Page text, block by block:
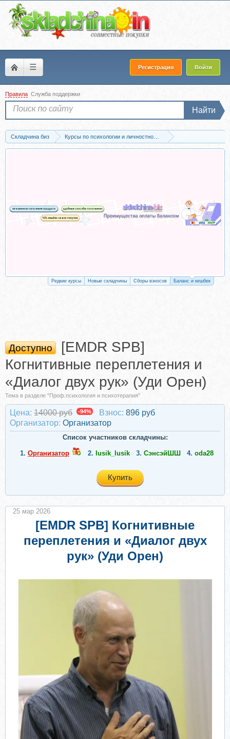
☰ Регистрация Войти
Правила Служба поддержки
Найти
Складчина биз
Курсы по психологии и личностному развитию
Проф.психология и психотерапия
Скачать [EMDR SPB]
Редкие курсы Новые складчины Сборы взносов Баланс и кешбек
Доступно
[EMDR SPB]
Когнитивные переплетения и
«Диалог двух рук» (Уди Орен)
Тема в разделе "Проф.психология и психотерапия"
Цена: 14000 руб -94% Взнос: 896 руб
Организатор: Организатор
Список участников складчины:
1. Организатор 2. lusik_lusik 3. СэнсэйШШ 4. oda28
Купить
[EMDR SPB] Когнитивные
переплетения и «Диалог двух
рук» (Уди Орен)
25 мар 2026